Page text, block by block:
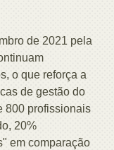
de 2021 pela
o que reforça a
de gestão do
800 profissionais
20%
em comparação